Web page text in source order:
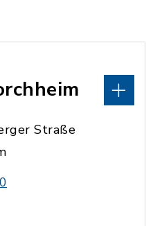
Straße